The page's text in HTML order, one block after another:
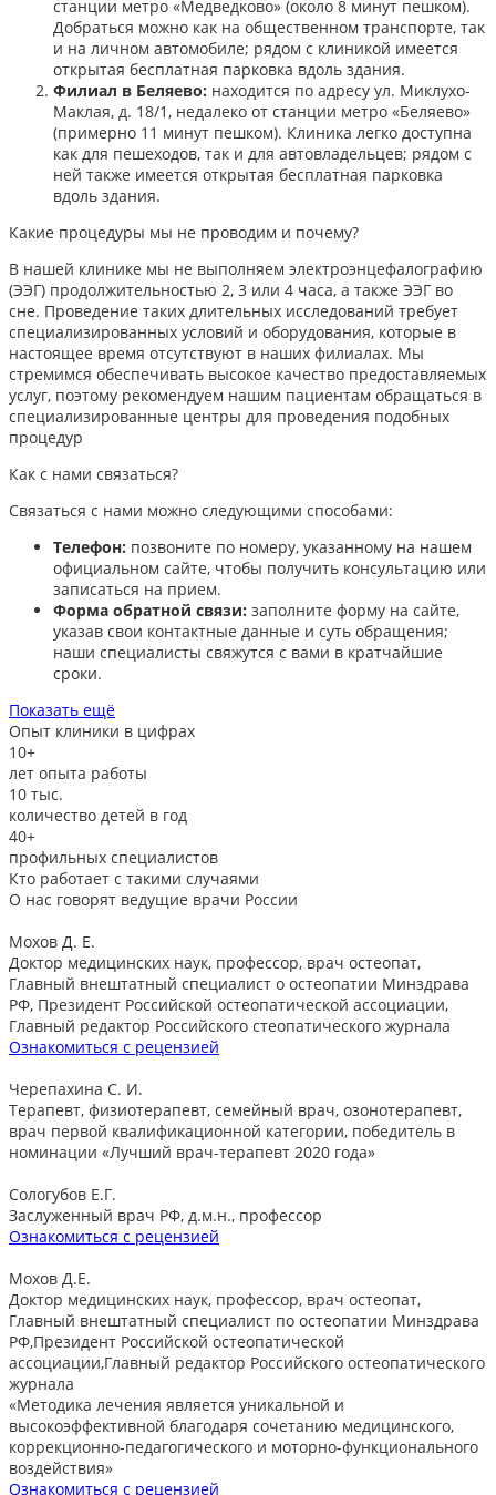
станции метро «Медведково» (около 8 минут пешком).
Добраться можно как на общественном транспорте, так
и на личном автомобиле; рядом с клиникой имеется
открытая бесплатная парковка вдоль здания.
Филиал в Беляево: находится по адресу ул. Миклухо-
Маклая, д. 18/1, недалеко от станции метро «Беляево»
(примерно 11 минут пешком). Клиника легко доступна
как для пешеходов, так и для автовладельцев; рядом с
ней также имеется открытая бесплатная парковка
вдоль здания.
Какие процедуры мы не проводим и почему?
В нашей клинике мы не выполняем электроэнцефалографию
(ЭЭГ) продолжительностью 2, 3 или 4 часа, а также ЭЭГ во
сне. Проведение таких длительных исследований требует
специализированных условий и оборудования, которые в
настоящее время отсутствуют в наших филиалах. Мы
стремимся обеспечивать высокое качество предоставляемых
услуг, поэтому рекомендуем нашим пациентам обращаться в
специализированные центры для проведения подобных
процедур
Как с нами связаться?
Связаться с нами можно следующими способами:​
Телефон: позвоните по номеру, указанному на нашем
официальном сайте, чтобы получить консультацию или
записаться на прием.​
Форма обратной связи: заполните форму на сайте,
указав свои контактные данные и суть обращения;
наши специалисты свяжутся с вами в кратчайшие
сроки.​
Показать ещё
Опыт клиники в цифрах
10+
лет опыта работы
10 тыс.
количество детей в год
40+
профильных специалистов
Кто работает с такими случаями
О нас говорят ведущие врачи России
Мохов Д. Е.
Доктор медицинских наук, профессор, врач остеопат,
Главный внештатный специалист о остеопатии Минздрава
РФ, Президент Российской остеопатической ассоциации,
Главный редактор Российского стеопатического журнала
Ознакомиться с рецензией
Черепахина С. И.
Терапевт, физиотерапевт, семейный врач, озонотерапевт,
врач первой квалификационной категории, победитель в
номинации «Лучший врач-терапевт 2020 года»
Сологубов Е.Г.
Заслуженный врач РФ, д.м.н., профессор
Ознакомиться с рецензией
Мохов Д.Е.
Доктор медицинских наук, профессор, врач остеопат,
Главный внештатный специалист по остеопатии Минздрава
РФ,Президент Российской остеопатической
ассоциации,Главный редактор Российского остеопатического
журнала
«Методика лечения является уникальной и
высокоэффективной благодаря сочетанию медицинского,
коррекционно-педагогического и моторно-функционального
воздействия»
Ознакомиться с рецензией